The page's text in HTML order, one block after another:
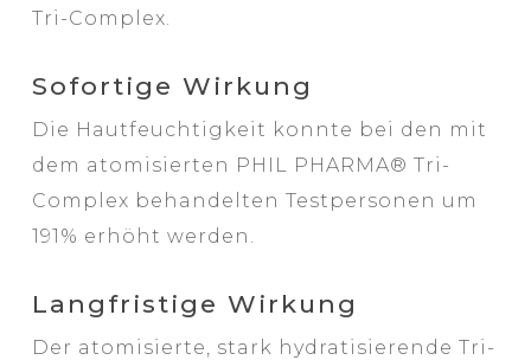
Tri-Complex.
Sofortige Wirkung
Die Hautfeuchtigkeit konnte bei den mit
dem atomisierten PHIL PHARMA® Tri-
Complex behandelten Testpersonen um
191% erhöht werden.
Langfristige Wirkung
Der atomisierte, stark hydratisierende Tri-